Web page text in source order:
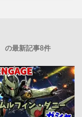
の最新記事8件